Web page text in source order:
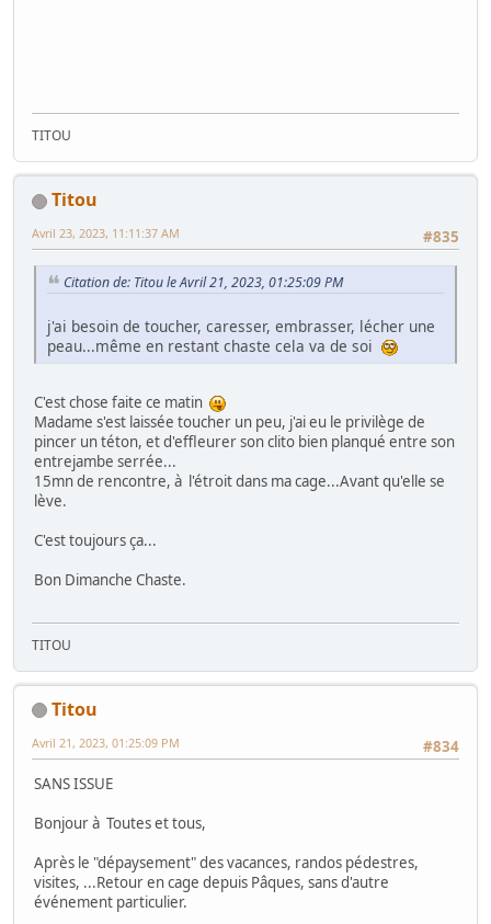
TITOU
Titou
#835
Avril 23, 2023, 11:11:37 AM
Citation de: Titou le Avril 21, 2023, 01:25:09 PM
j'ai besoin de toucher, caresser, embrasser, lécher une
peau...même en restant chaste cela va de soi
C'est chose faite ce matin
Madame s'est laissée toucher un peu, j'ai eu le privilège de
pincer un téton, et d'effleurer son clito bien planqué entre son
entrejambe serrée...
15mn de rencontre, à l'étroit dans ma cage...Avant qu'elle se
lève.
C'est toujours ça...
Bon Dimanche Chaste.
TITOU
Titou
#834
Avril 21, 2023, 01:25:09 PM
SANS ISSUE
Bonjour à Toutes et tous,
Après le "dépaysement" des vacances, randos pédestres,
visites, ...Retour en cage depuis Pâques, sans d'autre
événement particulier.